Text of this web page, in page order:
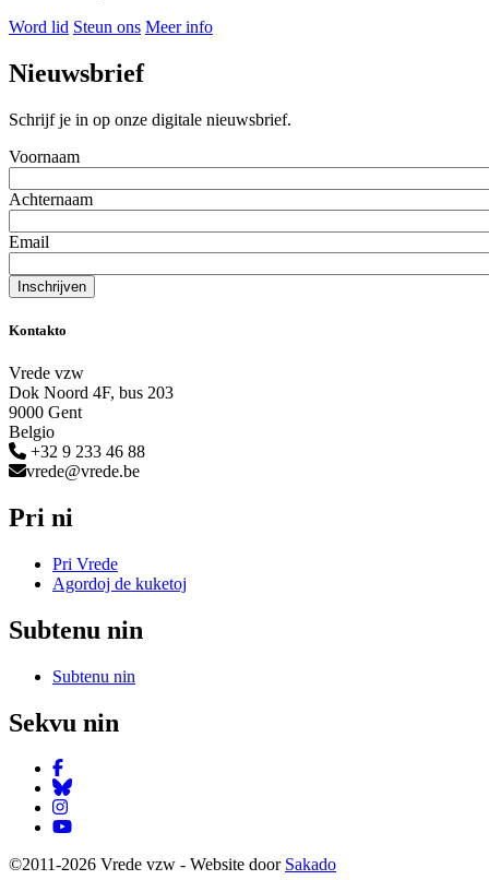
Word lid Steun ons Meer info
Nieuwsbrief
Schrijf je in op onze digitale nieuwsbrief.
Voornaam
Achternaam
Email
Kontakto
Vrede vzw
Dok Noord 4F, bus 203
9000 Gent
Belgio
+32 9 233 46 88
vrede@vrede.be
Pri ni
Pri Vrede
Agordoj de kuketoj
Subtenu nin
Subtenu nin
Sekvu nin
©2011-2026 Vrede vzw - Website door Sakado